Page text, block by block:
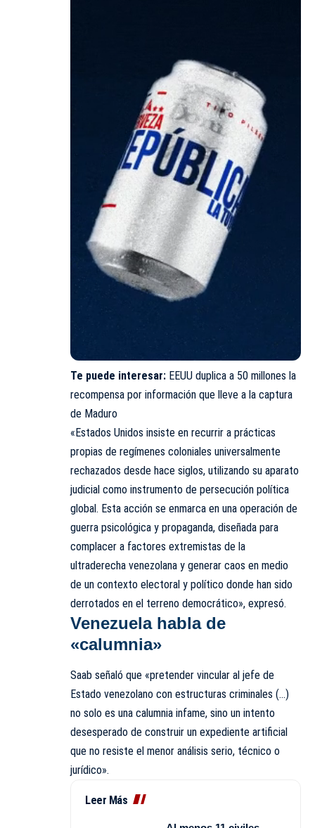
Te puede interesar: EEUU duplica a 50 millones la
recompensa por información que lleve a la captura
de Maduro
«Estados Unidos insiste en recurrir a prácticas
propias de regímenes coloniales universalmente
rechazados desde hace siglos, utilizando su aparato
judicial como instrumento de persecución política
global. Esta acción se enmarca en una operación de
guerra psicológica y propaganda, diseñada para
complacer a factores extremistas de la
ultraderecha venezolana y generar caos en medio
de un contexto electoral y político donde han sido
derrotados en el terreno democrático», expresó.
Venezuela habla de
«calumnia»
Saab señaló que «pretender vincular al jefe de
Estado venezolano con estructuras criminales (…)
no solo es una calumnia infame, sino un intento
desesperado de construir un expediente artificial
que no resiste el menor análisis serio, técnico o
jurídico».
Leer Más